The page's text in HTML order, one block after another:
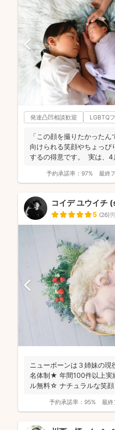
発達凸凹相談歓迎 LGBTQ
「この顔を撮りたかった
向けられる笑顔やちょっぴ
するの得意です。 実は、4
予約承諾率： 97% 最終
コイデ ユウイチ
5 (26)
ニューボーンは３姉妹の現
名体制★ 年間100件以上実
ル無料☆ ナチュラルな笑
予約承諾率： 95% 最終